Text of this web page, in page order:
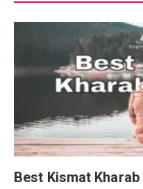
Best Kismat Kharab